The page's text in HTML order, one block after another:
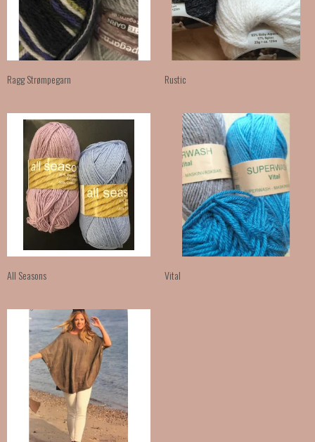
Ragg Strømpegarn Rustic
All Seasons Vital